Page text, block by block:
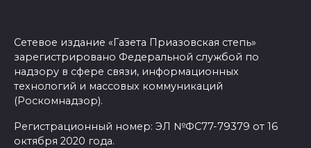
Сетевое издание «Газета Приазовская степь»
зарегистрировано Федеральной службой по
надзору в сфере связи, информационных
технологий и массовых коммуникаций
(Роскомнадзор).
Регистрационный номер: ЭЛ №ФС77-79379 от 16
октября 2020 года.